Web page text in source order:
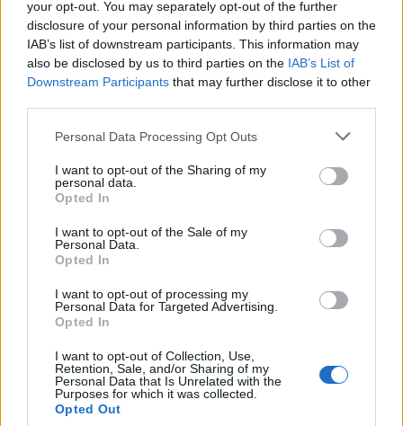
your opt-out. You may separately opt-out of the further
disclosure of your personal information by third parties on the
IAB’s list of downstream participants. This information may
also be disclosed by us to third parties on the IAB’s List of
Downstream Participants that may further disclose it to other
Personal Data Processing Opt Outs
I want to opt-out of the Sharing of my
personal data.
Opted In
I want to opt-out of the Sale of my
Personal Data.
Opted In
I want to opt-out of processing my
Personal Data for Targeted Advertising.
Opted In
I want to opt-out of Collection, Use,
Retention, Sale, and/or Sharing of my
Personal Data that Is Unrelated with the
Purposes for which it was collected.
Opted Out
6.571 euro
2025-01-27
BANDO FIERE INTERNAZIONALI - ANNO 2024
Agricoltura di Vicenza
2025-01-25
per nuove assunzioni/trasformazioni a tempo
indeterminato nel bienni
inps
6.238 euro
2023-11-24
imprese a media capitalizzazione
Banca del Mezzogiorno MedioCredito Centrale S.p.A.
501.239 euro